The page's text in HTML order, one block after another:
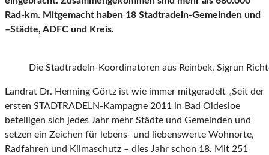
Rad-km. Mitgemacht haben 18 Stadtradeln-Gemeinden und
–Städte, ADFC und Kreis.
Die Stadtradeln-Koordinatoren aus Reinbek, Sigrun
Landrat Dr. Henning Görtz ist wie immer mitgeradelt „Seit der
ersten STADTRADELN-Kampagne 2011 in Bad Oldesloe
beteiligen sich jedes Jahr mehr Städte und Gemeinden und
setzen ein Zeichen für lebens- und liebenswerte Wohnorte,
Radfahren und Klimaschutz – dies Jahr schon 18. Mit 251